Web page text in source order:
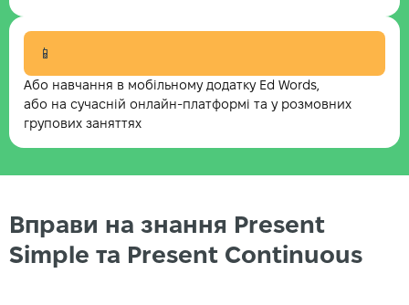
📱
Або навчання в мобільному додатку Ed Words,
або на сучасній онлайн-платформі та у розмовних
групових заняттях
Вправи на знання Present
Simple та Present Continuous